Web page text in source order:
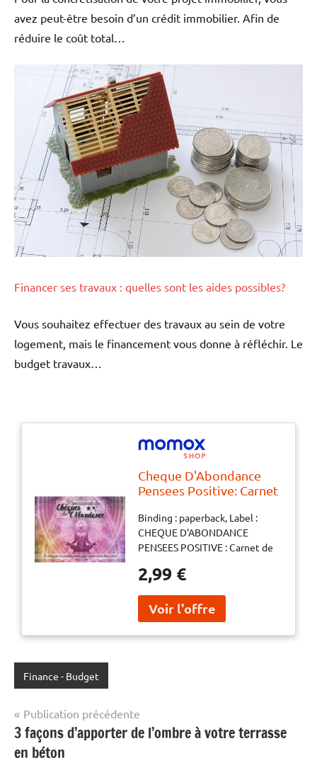
avez peut-être besoin d’un crédit immobilier. Afin de
réduire le coût total…
Financer ses travaux : quelles sont les aides possibles?
Vous souhaitez effectuer des travaux au sein de votre
logement, mais le financement vous donne à réfléchir. Le
budget travaux…
Cheque D'Abondance
Pensees Positive: Carnet
D'Abondance Et
Gratitude À Remplir
Bons À Compléter À
Carnet Pour ...
L’attraction Cadeau De
Noel Ou Anniversaire
Binding : paperback, Label :
CHEQUE D'ABONDANCE
PENSEES POSITIVE : Carnet de
gratitude à remplir Bons à
lune Carnet pour ... l’attraction
Cadeau de Noel ou Anniversaire,
medium : paperback,
2,99 €
Finance - Budget
Navigation
de
l’article
Publication précédente
3 façons d’apporter de l’ombre à votre terrasse
en béton